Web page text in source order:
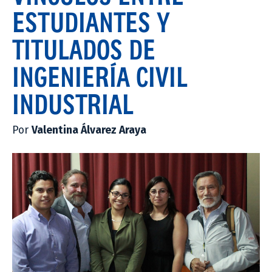
ESTUDIANTES Y
TITULADOS DE
INGENIERÍA CIVIL
INDUSTRIAL
PorValentina Álvarez Araya